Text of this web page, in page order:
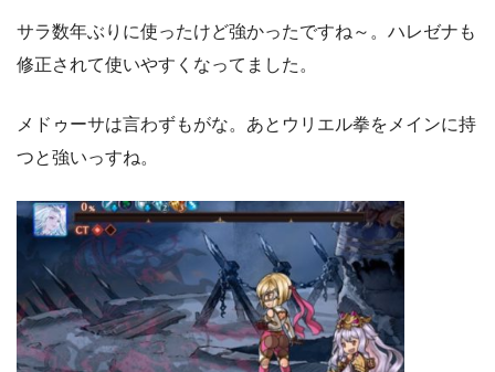
サラ数年ぶりに使ったけど強かったですね～。ハレゼナも
修正されて使いやすくなってました。
メドゥーサは言わずもがな。あとウリエル拳をメインに持
つと強いっすね。